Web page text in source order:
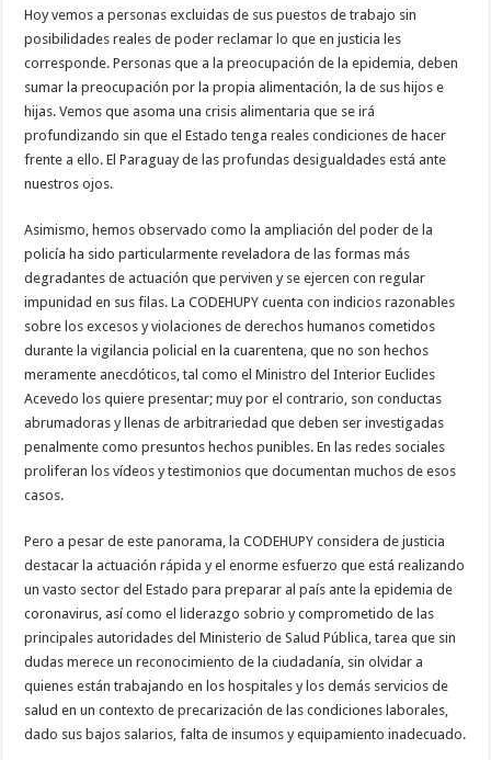
Hoy vemos a personas excluidas de sus puestos de trabajo sin
posibilidades reales de poder reclamar lo que en justicia les
corresponde. Personas que a la preocupación de la epidemia, deben
sumar la preocupación por la propia alimentación, la de sus hijos e
hijas. Vemos que asoma una crisis alimentaria que se irá
profundizando sin que el Estado tenga reales condiciones de hacer
frente a ello. El Paraguay de las profundas desigualdades está ante
nuestros ojos.
Asimismo, hemos observado como la ampliación del poder de la
policía ha sido particularmente reveladora de las formas más
degradantes de actuación que perviven y se ejercen con regular
impunidad en sus filas. La CODEHUPY cuenta con indicios razonables
sobre los excesos y violaciones de derechos humanos cometidos
durante la vigilancia policial en la cuarentena, que no son hechos
meramente anecdóticos, tal como el Ministro del Interior Euclides
Acevedo los quiere presentar; muy por el contrario, son conductas
abrumadoras y llenas de arbitrariedad que deben ser investigadas
penalmente como presuntos hechos punibles. En las redes sociales
proliferan los vídeos y testimonios que documentan muchos de esos
casos.
Pero a pesar de este panorama, la CODEHUPY considera de justicia
destacar la actuación rápida y el enorme esfuerzo que está realizando
un vasto sector del Estado para preparar al país ante la epidemia de
coronavirus, así como el liderazgo sobrio y comprometido de las
principales autoridades del Ministerio de Salud Pública, tarea que sin
dudas merece un reconocimiento de la ciudadanía, sin olvidar a
quienes están trabajando en los hospitales y los demás servicios de
salud en un contexto de precarización de las condiciones laborales,
dado sus bajos salarios, falta de insumos y equipamiento inadecuado.